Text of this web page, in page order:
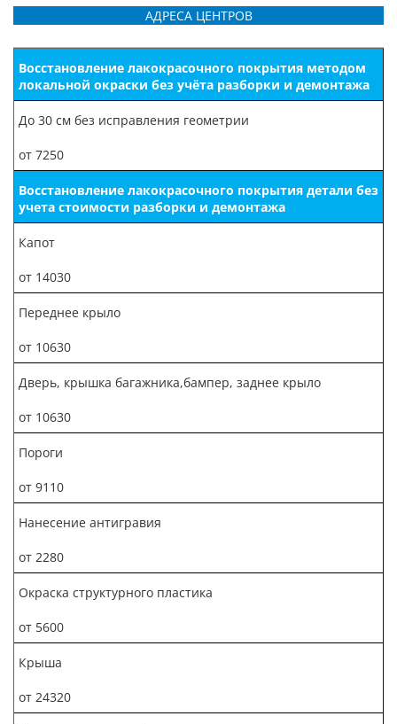
АДРЕСА ЦЕНТРОВ
Восстановление лакокрасочного покрытия методом
локальной окраски без учёта разборки и демонтажа
До 30 см без исправления геометрии
от 7250
Восстановление лакокрасочного покрытия детали без
учета стоимости разборки и демонтажа
Капот
от 14030
Переднее крыло
от 10630
Дверь, крышка багажника,бампер, заднее крыло
от 10630
Пороги
от 9110
Нанесение антигравия
от 2280
Окраска структурного пластика
от 5600
Крыша
от 24320